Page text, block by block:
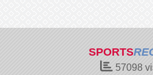
SPORTS
57098